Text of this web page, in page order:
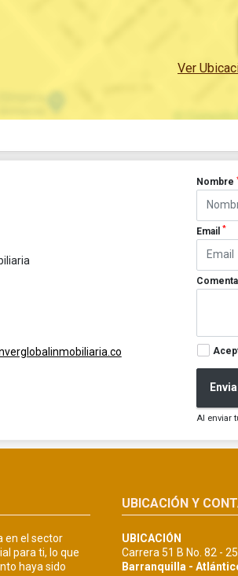
Ver
Nombre
Email*
Al enviar
en el sector
para ti, lo que
haya sido
UBICACIÓN Y
UBICACIÓN
Carrera 51 B No. 82 -
Barranquilla -